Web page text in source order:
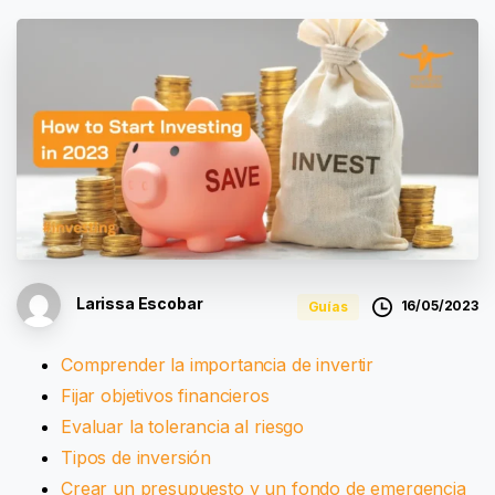
Larissa Escobar Guías 16/05/2023
Comprender la importancia de invertir
Fijar objetivos financieros
Evaluar la tolerancia al riesgo
Tipos de inversión
Crear un presupuesto y un fondo de emergencia